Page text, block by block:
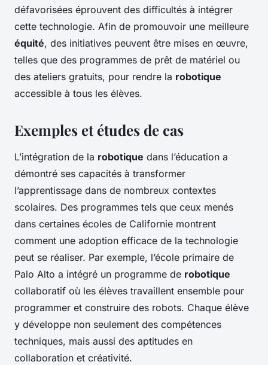
défavorisées éprouvent des difficultés à intégrer
cette technologie. Afin de promouvoir une meilleure
équité, des initiatives peuvent être mises en œuvre,
telles que des programmes de prêt de matériel ou
des ateliers gratuits, pour rendre la robotique
accessible à tous les élèves.
Exemples et études de cas
L’intégration de la robotique dans l’éducation a
démontré ses capacités à transformer
l’apprentissage dans de nombreux contextes
scolaires. Des programmes tels que ceux menés
dans certaines écoles de Californie montrent
comment une adoption efficace de la technologie
peut se réaliser. Par exemple, l’école primaire de
Palo Alto a intégré un programme de robotique
collaboratif où les élèves travaillent ensemble pour
programmer et construire des robots. Chaque élève
y développe non seulement des compétences
techniques, mais aussi des aptitudes en
collaboration et créativité.